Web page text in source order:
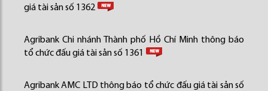
giá tài sản số 1362
Agribank Chi nhánh Thành phố Hồ Chí Minh thông báo
tổ chức đấu giá tài sản số 1361
Agribank AMC LTD thông báo tổ chức đấu giá tài sản số